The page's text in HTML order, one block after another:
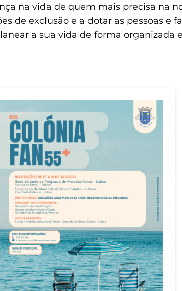
na vida de quem mais precisa na
de exclusão e a dotar as pessoas e
a sua vida de forma organizada